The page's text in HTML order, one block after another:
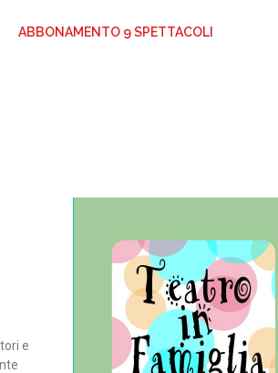
ABBONAMENTO 9 SPETTACOLI
e
Teatro In Famiglia è una
rassegna di teatro concepita
per far condividere e godere
del teatro all’intera famiglia.
Continua